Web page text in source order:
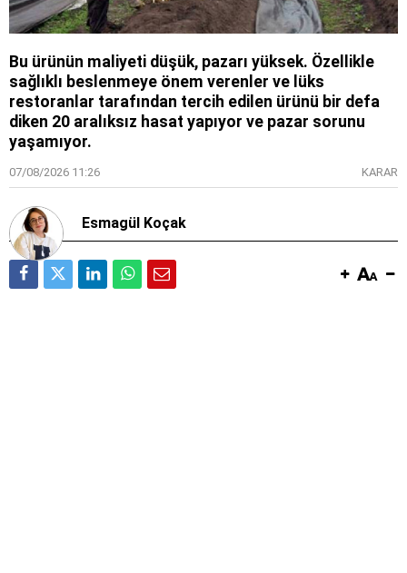
Bu ürünün maliyeti düşük, pazarı yüksek. Özellikle
sağlıklı beslenmeye önem verenler ve lüks
restoranlar tarafından tercih edilen ürünü bir defa
diken 20 aralıksız hasat yapıyor ve pazar sorunu
yaşamıyor.
07/08/2026 11:26 KARAR
Esmagül Koçak